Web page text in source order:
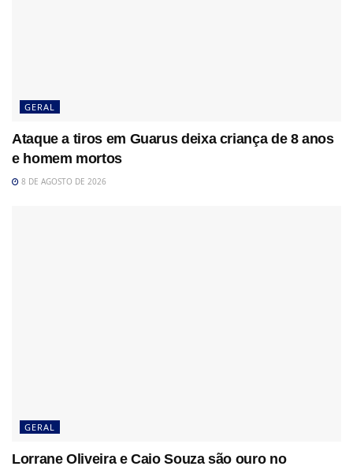
GERAL
Ataque a tiros em Guarus deixa criança de 8 anos
e homem mortos
8 DE AGOSTO DE 2026
GERAL
Lorrane Oliveira e Caio Souza são ouro no